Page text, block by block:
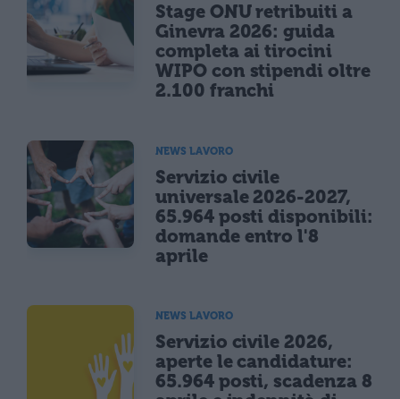
Stage ONU retribuiti a
Ginevra 2026: guida
completa ai tirocini
WIPO con stipendi oltre
2.100 franchi
NEWS LAVORO
Servizio civile
universale 2026-2027,
65.964 posti disponibili:
domande entro l'8
aprile
NEWS LAVORO
Servizio civile 2026,
aperte le candidature:
65.964 posti, scadenza 8